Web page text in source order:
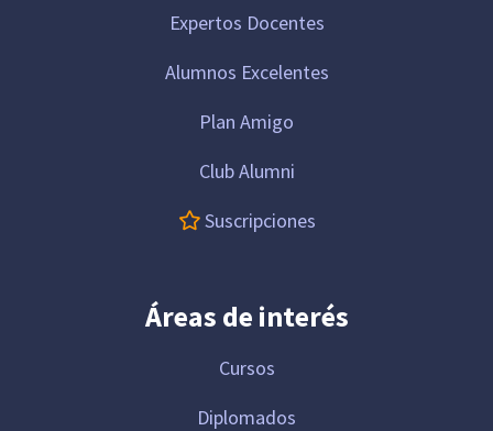
Expertos Docentes
Alumnos Excelentes
Plan Amigo
Club Alumni
Suscripciones
Áreas de interés
Cursos
Diplomados